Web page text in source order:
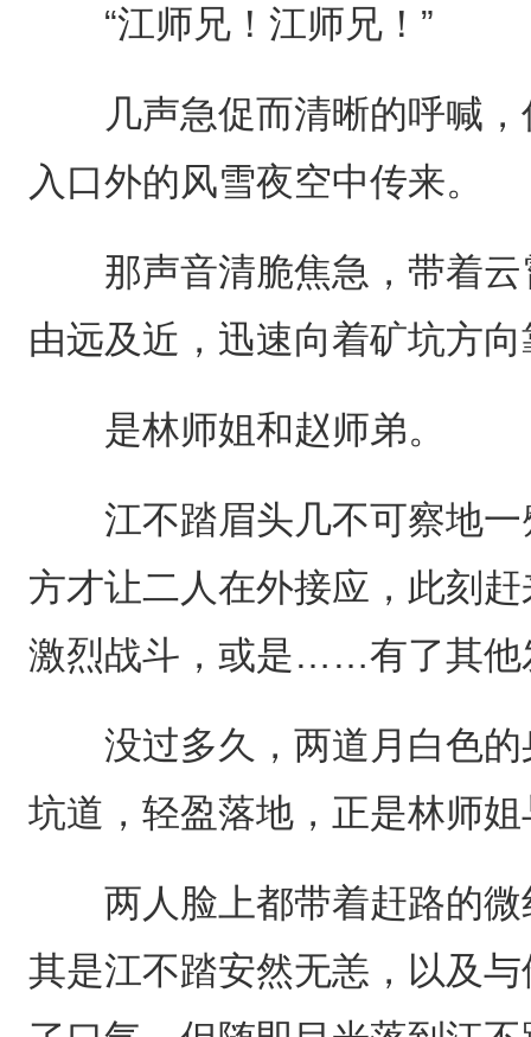
“江师兄！江师兄！”
几声急促而清晰的呼喊，
入口外的风雪夜空中传来。
那声音清脆焦急，带着云
由远及近，迅速向着矿坑方
是林师姐和赵师弟。
江不踏眉头几不可察地一
方才让二人在外接应，此刻
激烈战斗，或是……有了其他
没过多久，两道月白色的
坑道，轻盈落地，正是林师
两人脸上都带着赶路的微
其是江不踏安然无恙，以及